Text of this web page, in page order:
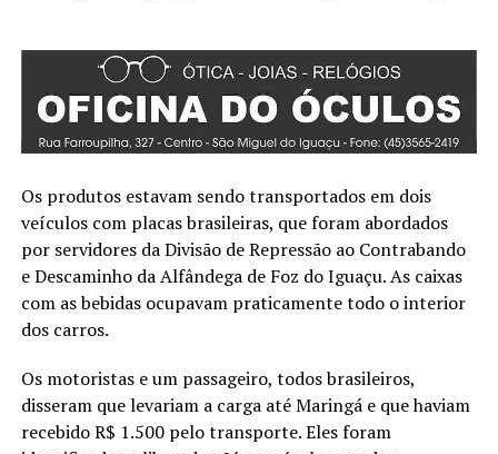
Os produtos estavam sendo transportados em dois
veículos com placas brasileiras, que foram abordados
por servidores da Divisão de Repressão ao Contrabando
e Descaminho da Alfândega de Foz do Iguaçu. As caixas
com as bebidas ocupavam praticamente todo o interior
dos carros.
Os motoristas e um passageiro, todos brasileiros,
disseram que levariam a carga até Maringá e que haviam
recebido R$ 1.500 pelo transporte. Eles foram